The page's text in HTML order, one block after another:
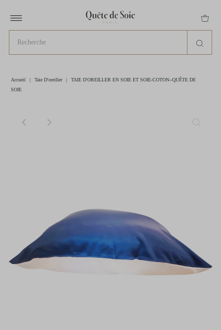
Accueil | Taie D'oreiller |
TAIE D'OREILLER EN SOIE ET SOIE-COTON--QUÊTE DE
SOIE